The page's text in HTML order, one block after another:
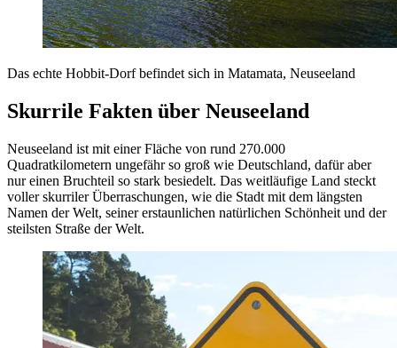
Das echte Hobbit-Dorf befindet sich in Matamata, Neuseeland
Skurrile Fakten über Neuseeland
Neuseeland ist mit einer Fläche von rund 270.000
Quadratkilometern ungefähr so groß wie Deutschland, dafür aber
nur einen Bruchteil so stark besiedelt. Das weitläufige Land steckt
voller skurriler Überraschungen, wie die Stadt mit dem längsten
Namen der Welt, seiner erstaunlichen natürlichen Schönheit und der
steilsten Straße der Welt.